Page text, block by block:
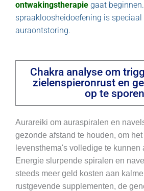
ontwakingstherapie gaat
spraakloosheidoefening is
auraontstoring.
Chakra analyse om
zielenspieronrust en
op te sporen
Aurareiki om auraspiralen en
gezonde afstand te houden, om
levensthema's volledige te kunnen
Energie slurpende spiralen en
steeds meer geld kosten aan
rustgevende supplementen, de